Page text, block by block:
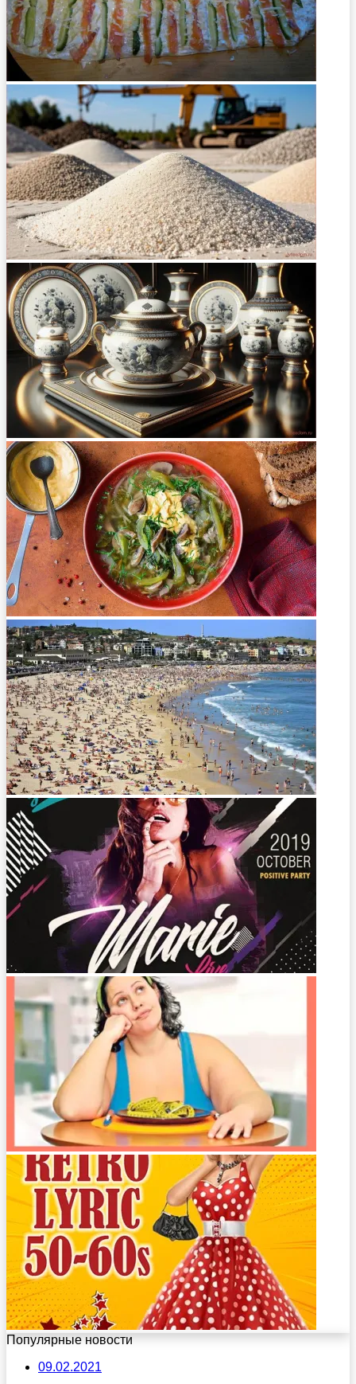
Популярные новости
09.02.2021